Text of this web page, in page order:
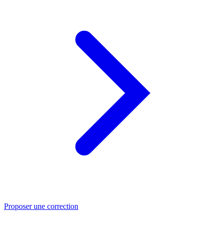
Proposer une correction